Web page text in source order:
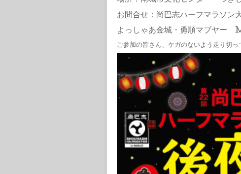
お問合せ：尚巴志ハーフマラソン
よっしゃあ金城・勇順マブヤー
ご参加の皆さん、ケガのないよう走り切